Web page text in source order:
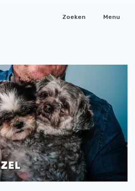
Zoeken Menu